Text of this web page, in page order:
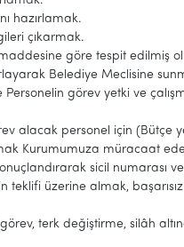
hazırlamak.
çıkarmak.
göre tespit edilmiş
Belediye Meclisine
görev yetki ve
alacak personel için
Kurumumuza müracaat
sicil numarası
teklifi üzerine almak,
terk değiştirme, silâh